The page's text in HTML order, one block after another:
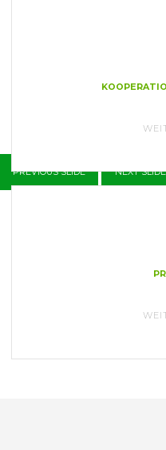
PREVIOUS SLIDE NEXT SLIDE